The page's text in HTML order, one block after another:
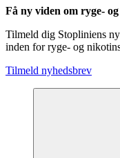
Få ny viden om ryge-
Tilmeld dig Stopliniens
inden for ryge- og
Tilmeld nyhedsbrev